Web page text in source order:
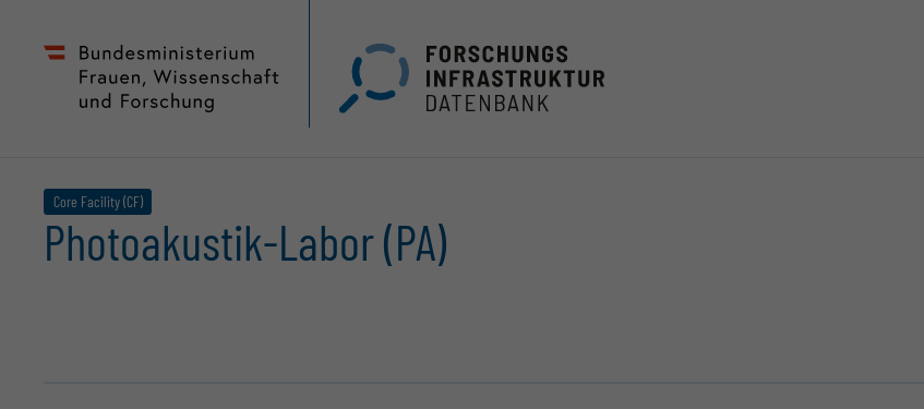
Seiteninhalt
Accesskey
Hauptnavigation
Accesskey
Core Facility (CF)
Photoakustik-Labor (PA)